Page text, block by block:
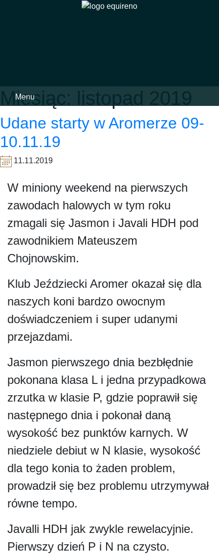
Menu
Miesiąc:
Udane starty w Aromerze 09-
10.11.19
11.11.2019
W miniony weekend na pierwszych
zawodach halowych w tym roku
zmagali się Jasmon i Javali HDH pod
zawodnikiem Mateuszem
Chojnowskim.
Klub Jeździecki Aromer okazał się dla
naszych koni bardzo owocnym
doświadczeniem i super udanymi
przejazdami.
Jasmon pierwszego dnia bezbłędnie
pokonana klasa L i jedna przypadkowa
zrzutka w klasie P, gdzie poprawił się
następnego dnia i pokonał daną
wysokość bez punktów karnych. W
niedziele debiut w N klasie, wysokość
dla tego konia to żaden problem,
prowadził się bez problemu utrzymywał
równe tempo.
Javalli HDH jak zwykle rewelacyjnie.
Pierwszy dzień P i N na czysto.